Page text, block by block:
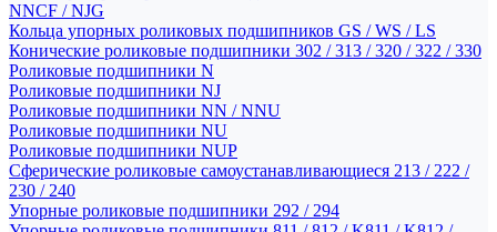
NNCF / NJG
Кольца упорных роликовых подшипников GS / WS / LS
Конические роликовые подшипники 302 / 313 / 320 / 322 / 330
Роликовые подшипники N
Роликовые подшипники NJ
Роликовые подшипники NN / NNU
Роликовые подшипники NU
Роликовые подшипники NUP
Сферические роликовые самоустанавливающиеся 213 / 222 /
230 / 240
Упорные роликовые подшипники 292 / 294